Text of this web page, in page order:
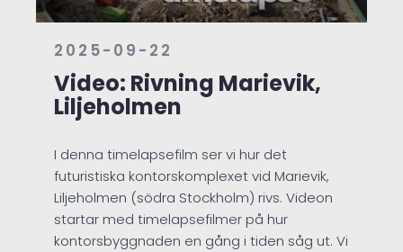
Video: Rivning Marievik,
Liljeholmen
2025-09-22
I denna timelapsefilm ser vi hur det
futuristiska kontorskomplexet vid Marievik,
Liljeholmen (södra Stockholm) rivs. Videon
startar med timelapsefilmer på hur
kontorsbyggnaden en gång i tiden såg ut. Vi